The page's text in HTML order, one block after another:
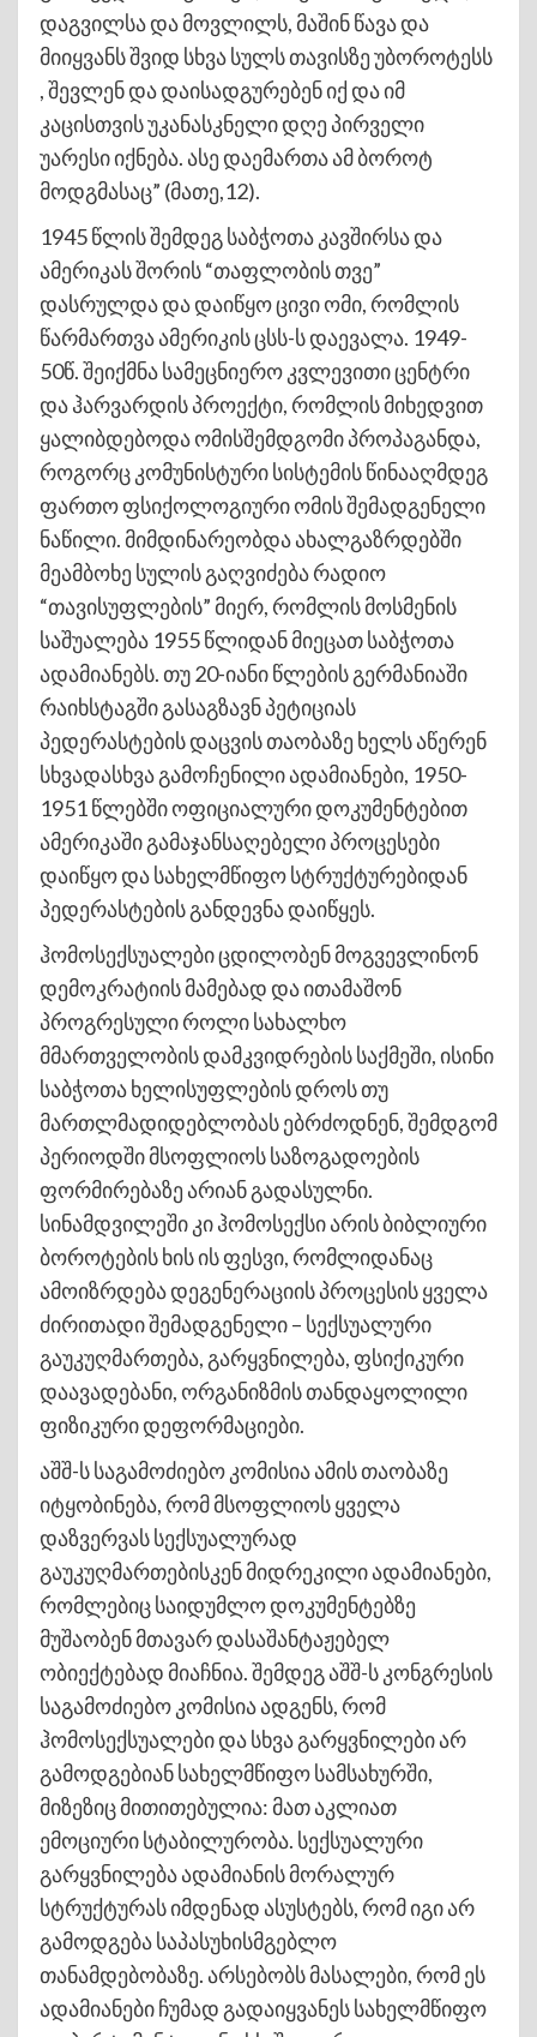
დაგვილსა და მოვლილს, მაშინ წავა და
მიიყვანს შვიდ სხვა სულს თავისზე უბოროტესს
, შევლენ და დაისადგურებენ იქ და იმ
კაცისთვის უკანასკნელი დღე პირველი
უარესი იქნება. ასე დაემართა ამ ბოროტ
მოდგმასაც” (მათე,12).
1945 წლის შემდეგ საბჭოთა კავშირსა და
ამერიკას შორის “თაფლობის თვე”
დასრულდა და დაიწყო ცივი ომი, რომლის
წარმართვა ამერიკის ცსს-ს დაევალა. 1949-
50წ. შეიქმნა სამეცნიერო კვლევითი ცენტრი
და ჰარვარდის პროექტი, რომლის მიხედვით
ყალიბდებოდა ომისშემდგომი პროპაგანდა,
როგორც კომუნისტური სისტემის წინააღმდეგ
ფართო ფსიქოლოგიური ომის შემადგენელი
ნაწილი. მიმდინარეობდა ახალგაზრდებში
მეამბოხე სულის გაღვიძება რადიო
“თავისუფლების” მიერ, რომლის მოსმენის
საშუალება 1955 წლიდან მიეცათ საბჭოთა
ადამიანებს. თუ 20-იანი წლების გერმანიაში
რაიხსტაგში გასაგზავნ პეტიციას
პედერასტების დაცვის თაობაზე ხელს აწერენ
სხვადასხვა გამოჩენილი ადამიანები, 1950-
1951 წლებში ოფიციალური დოკუმენტებით
ამერიკაში გამაჯანსაღებელი პროცესები
დაიწყო და სახელმწიფო სტრუქტურებიდან
პედერასტების განდევნა დაიწყეს.
ჰომოსექსუალები ცდილობენ მოგვევლინონ
დემოკრატიის მამებად და ითამაშონ
პროგრესული როლი სახალხო
მმართველობის დამკვიდრების საქმეში, ისინი
საბჭოთა ხელისუფლების დროს თუ
მართლმადიდებლობას ებრძოდნენ, შემდგომ
პერიოდში მსოფლიოს საზოგადოების
ფორმირებაზე არიან გადასულნი.
სინამდვილეში კი ჰომოსექსი არის ბიბლიური
ბოროტების ხის ის ფესვი, რომლიდანაც
ამოიზრდება დეგენერაციის პროცესის ყველა
ძირითადი შემადგენელი – სექსუალური
გაუკუღმართება, გარყვნილება, ფსიქიკური
დაავადებანი, ორგანიზმის თანდაყოლილი
ფიზიკური დეფორმაციები.
აშშ-ს საგამოძიებო კომისია ამის თაობაზე
იტყობინება, რომ მსოფლიოს ყველა
დაზვერვას სექსუალურად
გაუკუღმართებისკენ მიდრეკილი ადამიანები,
რომლებიც საიდუმლო დოკუმენტებზე
მუშაობენ მთავარ დასაშანტაჟებელ
ობიექტებად მიაჩნია. შემდეგ აშშ-ს კონგრესის
საგამოძიებო კომისია ადგენს, რომ
ჰომოსექსუალები და სხვა გარყვნილები არ
გამოდგებიან სახელმწიფო სამსახურში,
მიზეზიც მითითებულია: მათ აკლიათ
ემოციური სტაბილურობა. სექსუალური
გარყვნილება ადამიანის მორალურ
სტრუქტურას იმდენად ასუსტებს, რომ იგი არ
გამოდგება საპასუხისმგებლო
თანამდებობაზე. არსებობს მასალები, რომ ეს
ადამიანები ჩუმად გადაიყვანეს სახელმწიფო